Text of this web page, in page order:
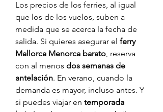
Los precios de los ferries, al igual
que los de los vuelos, suben a
medida que se acerca la fecha de
salida. Si quieres asegurar el ferry
Mallorca Menorca barato, reserva
con al menos dos semanas de
antelación. En verano, cuando la
demanda es mayor, incluso antes. Y
si puedes viajar en temporada